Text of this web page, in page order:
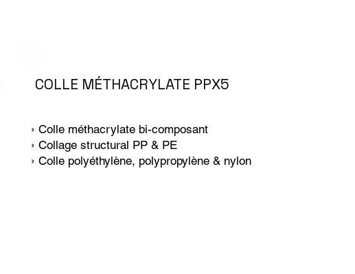
› Colle méthacrylate bi-composant
› Collage structural PP & PE
› Colle polyéthylène, polypropylène & nylon
COLLE MÉTHACRYLATE PPX5